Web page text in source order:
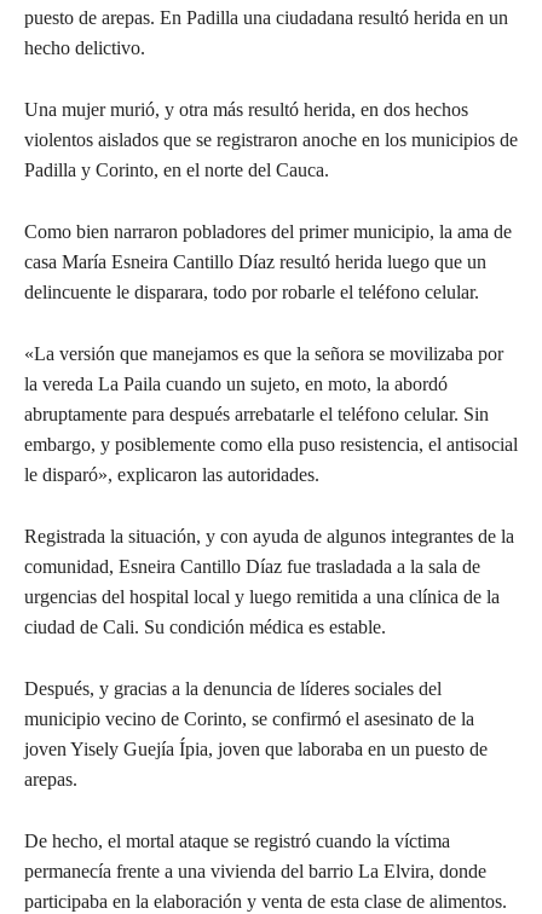
puesto de arepas. En Padilla una ciudadana resultó herida en un
hecho delictivo.
Una mujer murió, y otra más resultó herida, en dos hechos
violentos aislados que se registraron anoche en los municipios de
Padilla y Corinto, en el norte del Cauca.
Como bien narraron pobladores del primer municipio, la ama de
casa María Esneira Cantillo Díaz resultó herida luego que un
delincuente le disparara, todo por robarle el teléfono celular.
«La versión que manejamos es que la señora se movilizaba por
la vereda La Paila cuando un sujeto, en moto, la abordó
abruptamente para después arrebatarle el teléfono celular. Sin
embargo, y posiblemente como ella puso resistencia, el antisocial
le disparó», explicaron las autoridades.
Registrada la situación, y con ayuda de algunos integrantes de la
comunidad, Esneira Cantillo Díaz fue trasladada a la sala de
urgencias del hospital local y luego remitida a una clínica de la
ciudad de Cali. Su condición médica es estable.
Después, y gracias a la denuncia de líderes sociales del
municipio vecino de Corinto, se confirmó el asesinato de la
joven Yisely Guejía Ípia, joven que laboraba en un puesto de
arepas.
De hecho, el mortal ataque se registró cuando la víctima
permanecía frente a una vivienda del barrio La Elvira, donde
participaba en la elaboración y venta de esta clase de alimentos.